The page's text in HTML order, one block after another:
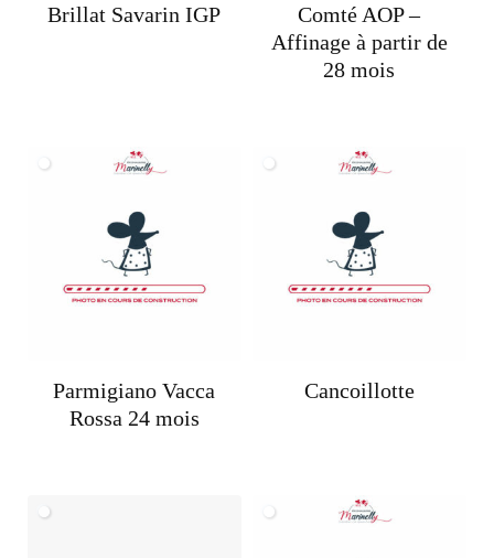
Brillat Savarin IGP
Comté AOP –
Affinage à partir de
28 mois
Parmigiano Vacca
Rossa 24 mois
Cancoillotte